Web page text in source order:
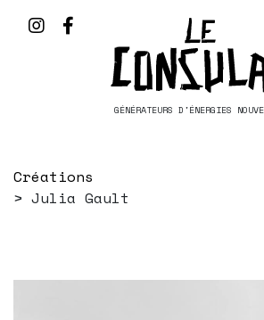
GÉNÉRATEURS D'ÉNERGIES
Créations
Julia Gault